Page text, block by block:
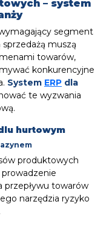
– system
segment
muszą
towarów,
konkurencyjne
System ERP dla
te wyzwania
hurtowym
produktowych
przepływu towarów
narzędzia ryzyko